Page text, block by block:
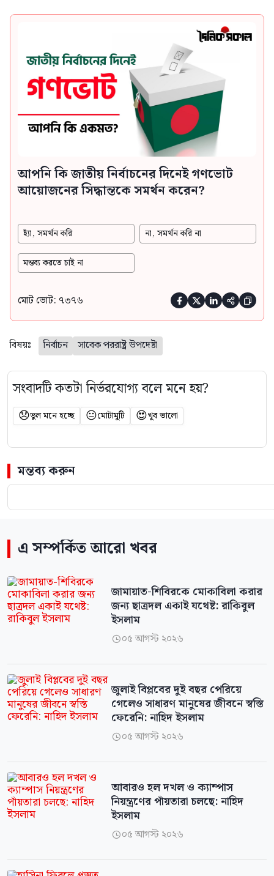
আপনি কি জাতীয় নির্বাচনের দিনেই গণভোট
আয়োজনের সিদ্ধান্তকে সমর্থন করেন?
হ্যাঁ, সমর্থন করি না, সমর্থন করি না
মন্তব্য করতে চাই না
মোট ভোট: ৭৩৭৬     
বিষয়ঃ নির্বাচন সাবেক পররাষ্ট্র উপদেষ্টা
সংবাদটি কতটা নির্ভরযোগ্য বলে মনে হয়?
😞ভুল মনে হচ্ছে 😐মোটামুটি 😍খুব ভালো
মন্তব্য করুন
এ সম্পর্কিত আরো খবর
জামায়াত-শিবিরকে মোকাবিলা করার
জন্য ছাত্রদল একাই যথেষ্ট: রাকিবুল
ইসলাম
০৫ আগস্ট ২০২৬
জুলাই বিপ্লবের দুই বছর পেরিয়ে
গেলেও সাধারণ মানুষের জীবনে স্বস্তি
ফেরেনি: নাহিদ ইসলাম
০৫ আগস্ট ২০২৬
আবারও হল দখল ও ক্যাম্পাস
নিয়ন্ত্রণের পাঁয়তারা চলছে: নাহিদ
ইসলাম
০৫ আগস্ট ২০২৬